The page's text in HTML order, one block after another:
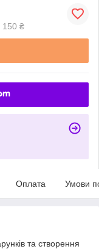
150 ₴
Оплата Умови
та створення